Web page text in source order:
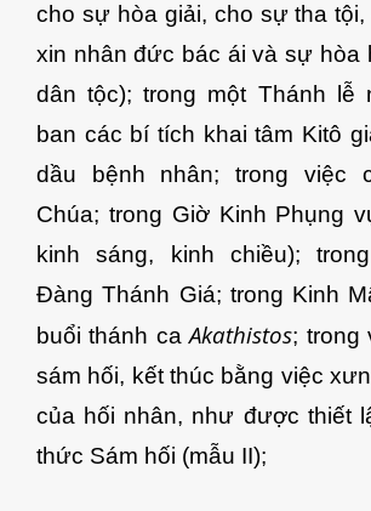
cho sự hòa giải, cho sự tha
xin nhân đức bác ái và sự hòa
dân tộc); trong một Thánh lễ
ban các bí tích khai tâm Kitô
dầu bệnh nhân; trong việc
Chúa; trong Giờ Kinh Phụng
kinh sáng, kinh chiều);
Đàng Thánh Giá; trong Kinh
buổi thánh caAkathistos; trong
sám hối, kết thúc bằng việc
của hối nhân, như được thiết
thức Sám hối (mẫu II);